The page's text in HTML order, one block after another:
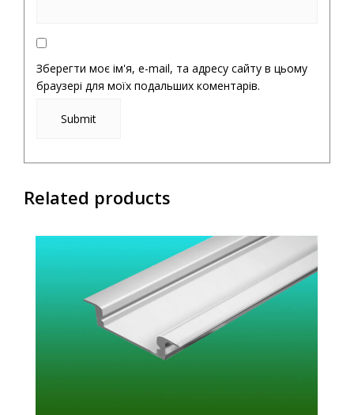
Зберегти моє ім'я, e-mail, та адресу сайту в цьому
браузері для моїх подальших коментарів.
Related products